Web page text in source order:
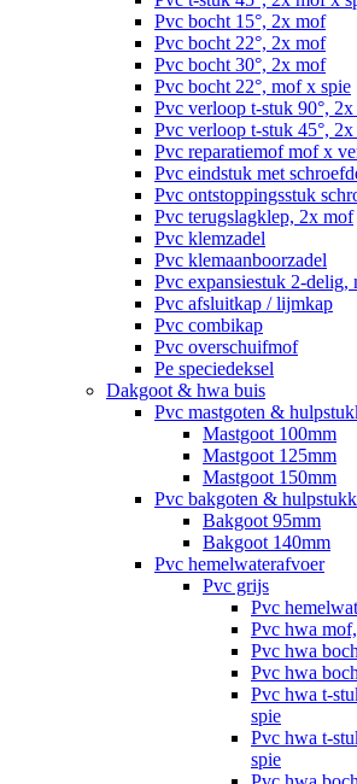
Pvc bocht 15°, 2x mof
Pvc bocht 22°, 2x mof
Pvc bocht 30°, 2x mof
Pvc bocht 22°, mof x spie
Pvc verloop t-stuk 90°,
Pvc verloop t-stuk 45°,
Pvc reparatiemof mof x
Pvc eindstuk met
Pvc ontstoppingsstuk
Pvc terugslagklep, 2x mof
Pvc klemzadel
Pvc klemaanboorzadel
Pvc expansiestuk 2-delig,
Pvc afsluitkap / lijmkap
Pvc combikap
Pvc overschuifmof
Pe speciedeksel
Dakgoot & hwa buis
Pvc mastgoten &
Mastgoot 100mm
Mastgoot 125mm
Mastgoot 150mm
Pvc bakgoten &
Bakgoot 95mm
Bakgoot 140mm
Pvc hemelwaterafvoer
Pvc grijs
Pvc
Pvc hwa
Pvc hwa
Pvc hwa
Pvc hwa t-
spie
Pvc hwa t-
spie